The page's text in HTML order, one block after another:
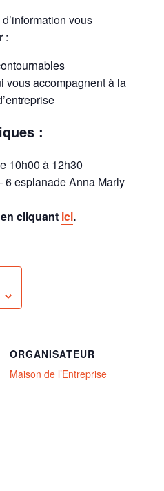
vous
:
vous accompagnent à la
:
10h00 à 12h30
6 esplanade Anna Marly
cliquant ici.
ORGANISATEUR
Maison de l’Entreprise